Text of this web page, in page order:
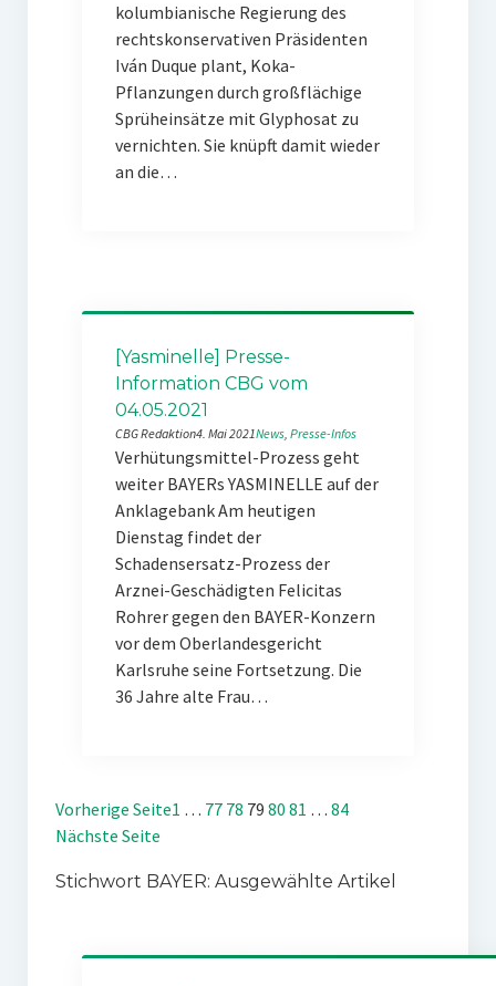
kolumbianische Regierung des
rechtskonservativen Präsidenten
Iván Duque plant, Koka-
Pflanzungen durch großflächige
Sprüheinsätze mit Glyphosat zu
vernichten. Sie knüpft damit wieder
an die…
[Yasminelle] Presse-
Information CBG vom
04.05.2021
CBG Redaktion4. Mai 2021News, Presse-Infos
Verhütungsmittel-Prozess geht
weiter BAYERs YASMINELLE auf der
Anklagebank Am heutigen
Dienstag findet der
Schadensersatz-Prozess der
Arznei-Geschädigten Felicitas
Rohrer gegen den BAYER-Konzern
vor dem Oberlandesgericht
Karlsruhe seine Fortsetzung. Die
36 Jahre alte Frau…
Vorherige Seite1 … 77 78 79 80 81 … 84
Nächste Seite
Stichwort BAYER: Ausgewählte Artikel